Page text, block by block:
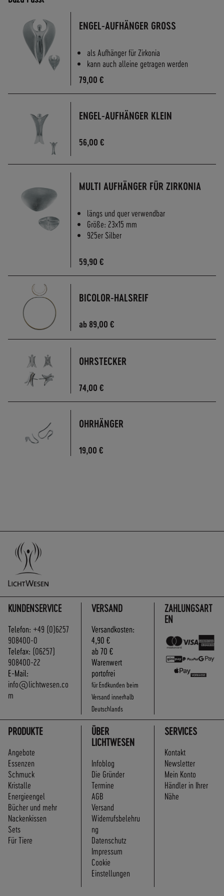
ENGEL-AUFHÄNGER GROSS
als Aufhänger für Zirkonia
kann auch alleine getragen werden
79,00 €
ENGEL-AUFHÄNGER KLEIN
56,00 €
MULTI AUFHÄNGER FÜR ZIRKONIA
längs und quer verwendbar
Größe: 23x15 mm
925er Silber
59,90 €
BICOLOR-HALSREIF
ab 89,00 €
OHRSTECKER
74,00 €
OHRHÄNGER
19,00 €
KUNDENSERVICE
Telefon: +49 (0)6257
908400-0
Telefax: (06257)
908400-22
E-Mail:
info@lichtwesen.co
m
ZAHLUNGSART
EN
VERSAND
Versandkosten:
4,90 €
ab 70 €
Warenwert
portofrei
für Endkunden beim
Versand innerhalb
Deutschlands
PRODUKTE
Angebote
Essenzen
Schmuck
Kristalle
Energieengel
Bücher und mehr
Nackenkissen
Sets
Für Tiere
ÜBER
LICHTWESEN
Infoblog
Die Gründer
Termine
AGB
Versand
Widerrufsbelehru
ng
Datenschutz
Impressum
Cookie
Einstellungen
SERVICES
Kontakt
Newsletter
Mein Konto
Händler in Ihrer
Nähe